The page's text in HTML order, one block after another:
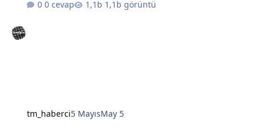
0 cevap
1,1b görüntü
tm_haberci5 MayısMay 5